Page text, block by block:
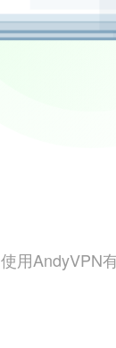
使用AndyVPN